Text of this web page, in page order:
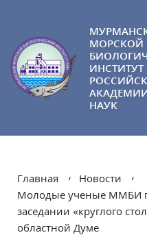
МОРСКОЙ
ИНСТИТУТ
НАУК
Главная
Новости
Молодые ученые ММБИ
заседании «круглого
областной Думе